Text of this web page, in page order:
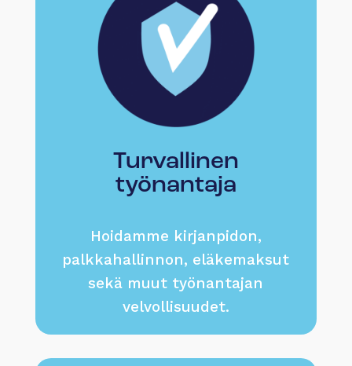
Turvallinen
työnantaja
Hoidamme kirjanpidon,
palkkahallinnon, eläkemaksut
sekä muut työnantajan
velvollisuudet.